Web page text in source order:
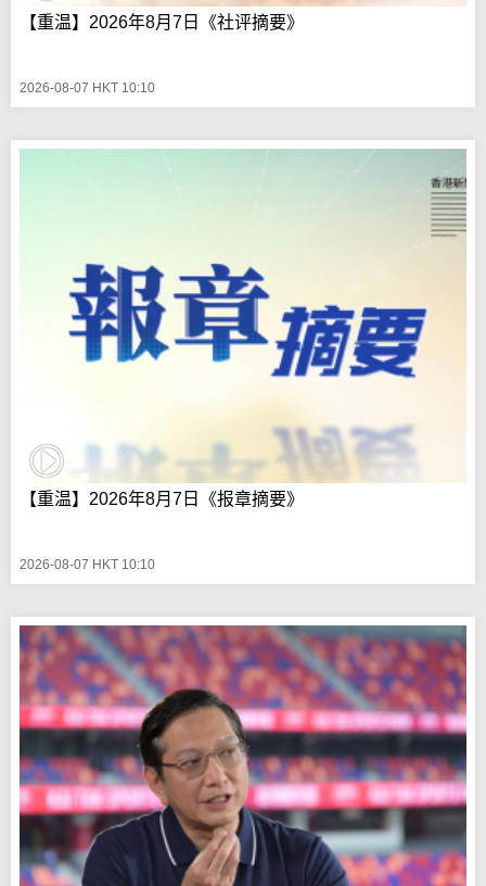
【重温】2026年8月7日《社评摘要》
2026-08-07 HKT 10:10
【重温】2026年8月7日《报章摘要》
2026-08-07 HKT 10:10